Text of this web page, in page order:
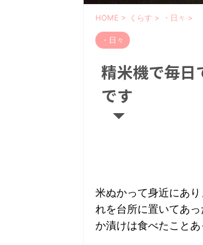
HOME > くらす > ・日々 >
・日々
精米機で毎
です
米ぬかって身近にあ
れを台所に置いてあ
か漬けは食べたこと